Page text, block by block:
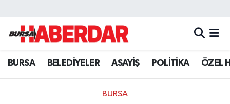
BURSA BELEDİYELER ASAYİŞ POLİTİKA ÖZEL
BURSA
Hava Durumu
Trafik Durumu
Süper Lig Puan Durumu ve Fikstür